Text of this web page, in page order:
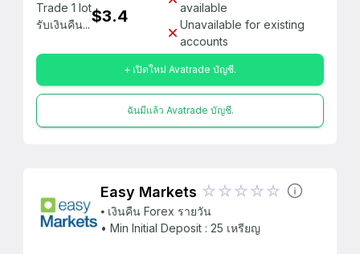
Trade 1 lot
รับเงินคืน...$3.4
available
Unavailable for existing
accounts
+ เปิดใหม่ Avatrade บัญชี.
ฉันมีแล้ว Avatrade บัญชี.
Easy Markets
⦁ เงินคืน Forex รายวัน
• Min Initial Deposit : 25 เหรียญ